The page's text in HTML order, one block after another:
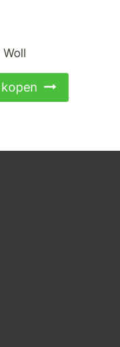
Woll
kopen